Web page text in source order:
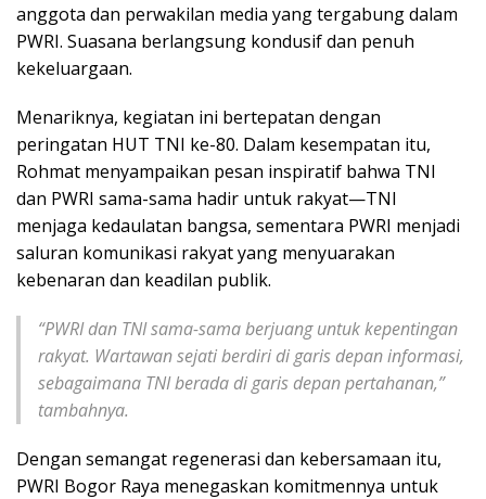
anggota dan perwakilan media yang tergabung dalam
PWRI. Suasana berlangsung kondusif dan penuh
kekeluargaan.
Menariknya, kegiatan ini bertepatan dengan
peringatan HUT TNI ke-80. Dalam kesempatan itu,
Rohmat menyampaikan pesan inspiratif bahwa TNI
dan PWRI sama-sama hadir untuk rakyat—TNI
menjaga kedaulatan bangsa, sementara PWRI menjadi
saluran komunikasi rakyat yang menyuarakan
kebenaran dan keadilan publik.
“PWRI dan TNI sama-sama berjuang untuk kepentingan
rakyat. Wartawan sejati berdiri di garis depan informasi,
sebagaimana TNI berada di garis depan pertahanan,”
tambahnya.
Dengan semangat regenerasi dan kebersamaan itu,
PWRI Bogor Raya menegaskan komitmennya untuk